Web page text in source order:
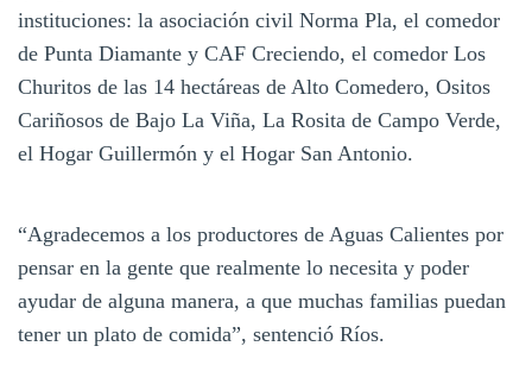
instituciones: la asociación civil Norma Pla, el comedor
de Punta Diamante y CAF Creciendo, el comedor Los
Churitos de las 14 hectáreas de Alto Comedero, Ositos
Cariñosos de Bajo La Viña, La Rosita de Campo Verde,
el Hogar Guillermón y el Hogar San Antonio.
“Agradecemos a los productores de Aguas Calientes por
pensar en la gente que realmente lo necesita y poder
ayudar de alguna manera, a que muchas familias puedan
tener un plato de comida”, sentenció Ríos.